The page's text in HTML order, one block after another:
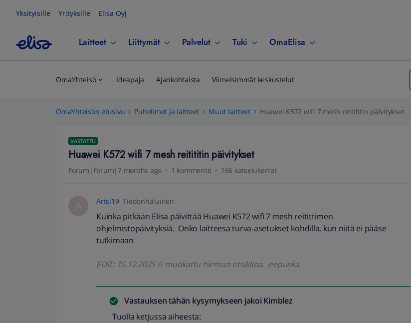
Yksityisille Yrityksille Elisa Oyj
Laitteet Liittymät Palvelut Tuki OmaElisa
OmaYhteisö Ideapaja Ajankohtaista Viimeisimmät keskustelut
OmaYhteisön etusivu Puhelimet ja laitteet Muut laitteet Huawei K572 wifi 7 mesh reitititin päivitykset
VASTATTU
Huawei K572 wifi 7 mesh reitititin päivitykset
Forum|Forum|7 months ago 1 kommentti 166 katselukerrat
A Artsi19 Tiedonhaluinen
Kuinka pitkään Elisa päivittää Huawei K572 wifi 7 mesh reitittimen
ohjelmistopäivityksiä. Onko laitteesa turva-asetukset kohdilla, kun niitä ei pääse
tutkimaan
EDIT: 15.12.2025 // muokattu hieman otsikkoa. -eepuska
Vastauksen tähän kysymykseen jakoi Kimblez
Tuolla ketjussa aiheesta: